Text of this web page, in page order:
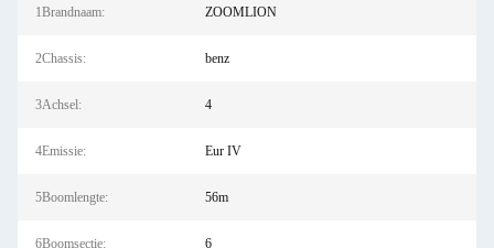
1Brandnaam: ZOOMLION
2Chassis: benz
3Achsel: 4
4Emissie: Eur IV
5Boomlengte: 56m
6Boomsectie: 6